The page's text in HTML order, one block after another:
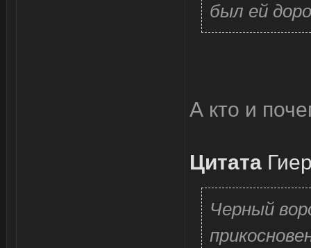
был ей
А кто и
Цитата
Черный